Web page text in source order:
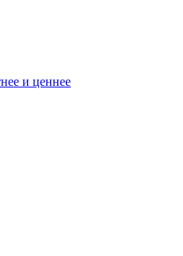
и ценнее